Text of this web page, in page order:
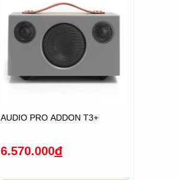
AUDIO PRO ADDON T3+
6.570.000đ